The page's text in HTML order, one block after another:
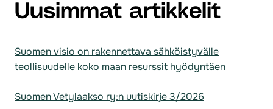
Uusimmat artikkelit
Suomen visio on rakennettava sähköistyvälle
teollisuudelle koko maan resurssit hyödyntäen
Suomen Vetylaakso ry:n uutiskirje 3/2026